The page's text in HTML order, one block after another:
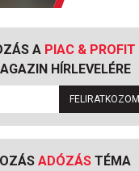
A PIAC & PROFIT
HÍRLEVELÉRE
FELIRATKOZOM
ADÓZÁSTÉMA